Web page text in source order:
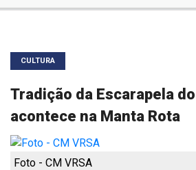
CULTURA
Tradição da Escarapela
acontece na Manta Rota
Foto - CM VRSA